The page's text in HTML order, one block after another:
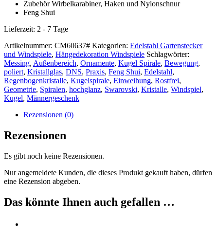
Zubehör Wirbelkarabiner, Haken und Nylonschnur
Feng Shui
Lieferzeit: 2 - 7 Tage
Artikelnummer: CM60637# Kategorien: Edelstahl Gartenstecker
und Windspiele, Hängedekoration Windspiele Schlagwörter:
Messing, Außenbereich, Ornamente, Kugel Spirale, Bewegung,
poliert, Kristallglas, DNS, Praxis, Feng Shui, Edelstahl,
Regenbogenkristalle, Kugelspirale, Einweihung, Rostfrei,
Geometrie, Spiralen, hochglanz, Swarovski, Kristalle, Windspiel,
Kugel, Männergeschenk
Rezensionen (0)
Rezensionen
Es gibt noch keine Rezensionen.
Nur angemeldete Kunden, die dieses Produkt gekauft haben, dürfen
eine Rezension abgeben.
Das könnte Ihnen auch gefallen …